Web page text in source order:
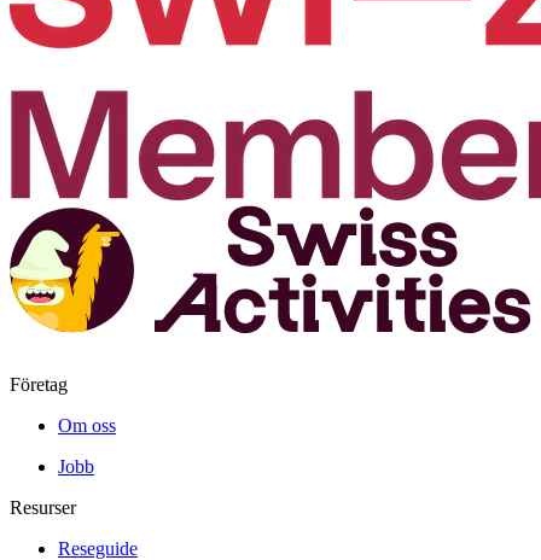
Företag
Om oss
Jobb
Resurser
Reseguide